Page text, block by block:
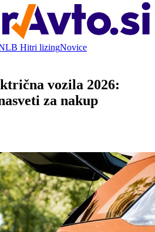
Hitri lizingNovice
vozila 2026:
za nakup